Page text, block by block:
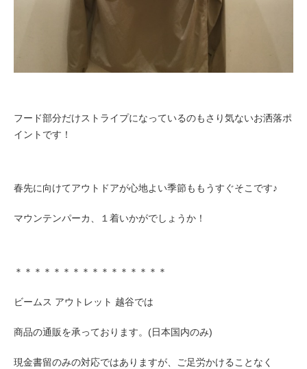
フード部分だけストライプになっているのもさり気ないお洒落ポ
イントです！
春先に向けてアウトドアが心地よい季節ももうすぐそこです♪
マウンテンパーカ、１着いかがでしょうか！
＊＊＊＊＊＊＊＊＊＊＊＊＊＊＊＊
ビームス アウトレット 越谷では
商品の通販を承っております。(日本国内のみ)
現金書留のみの対応ではありますが、ご足労かけることなく